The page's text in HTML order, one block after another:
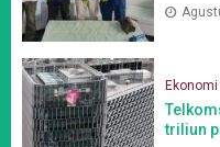
Ekonomi
triliun